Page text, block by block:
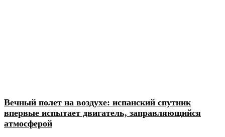
Вечный полет на воздухе: испанский спутник
впервые испытает двигатель, заправляющийся
атмосферой